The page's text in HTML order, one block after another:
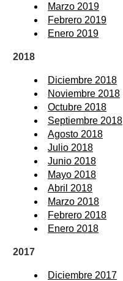
Marzo 2019
Febrero 2019
Enero 2019
2018
Diciembre 2018
Noviembre 2018
Octubre 2018
Septiembre 2018
Agosto 2018
Julio 2018
Junio 2018
Mayo 2018
Abril 2018
Marzo 2018
Febrero 2018
Enero 2018
2017
Diciembre 2017